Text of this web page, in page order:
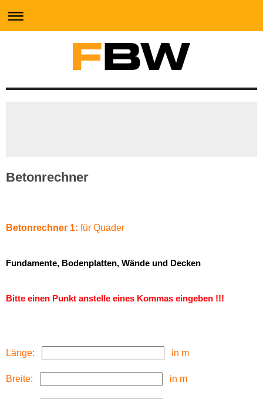
Betonrechner
Betonrechner 1: für Quader
Fundamente, Bodenplatten, Wände und Decken
Bitte einen Punkt anstelle eines Kommas eingeben !!!
Länge: in m
Breite: in m